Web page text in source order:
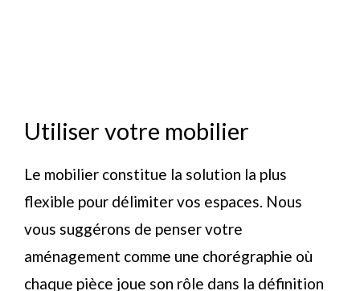
Utiliser votre mobilier
Le mobilier constitue la solution la plus
flexible pour délimiter vos espaces. Nous
vous suggérons de penser votre
aménagement comme une chorégraphie où
chaque pièce joue son rôle dans la définition